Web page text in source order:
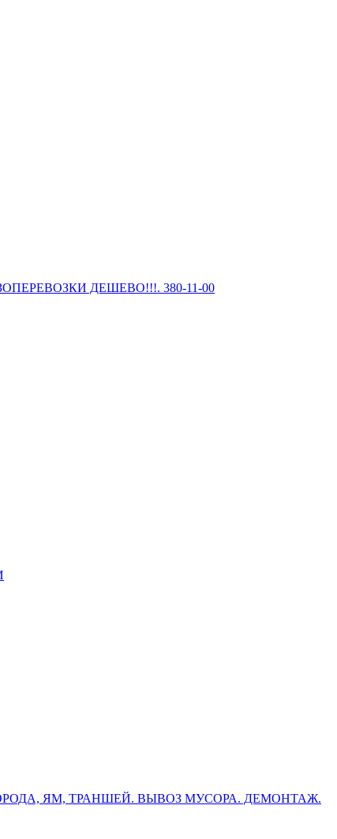
ДЕШЕВО!!!. 380-11-00
ЯМ, ТРАНШЕЙ. ВЫВОЗ МУСОРА. ДЕМОНТАЖ.